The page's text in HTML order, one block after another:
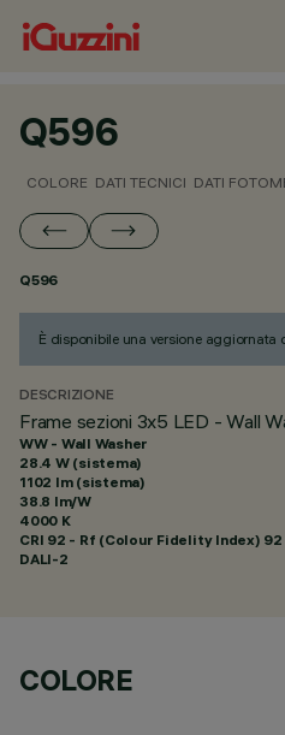
Q596
COLORE DATI TECNICI DATI
Q596
È disponibile una versione
DESCRIZIONE
Frame sezioni 3x5 LED - Wall
WW - Wall Washer
28.4 W (sistema)
1102 lm (sistema)
38.8 lm/W
4000 K
CRI 92 - Rf (Colour Fidelity Index) 92
DALI-2
COLORE